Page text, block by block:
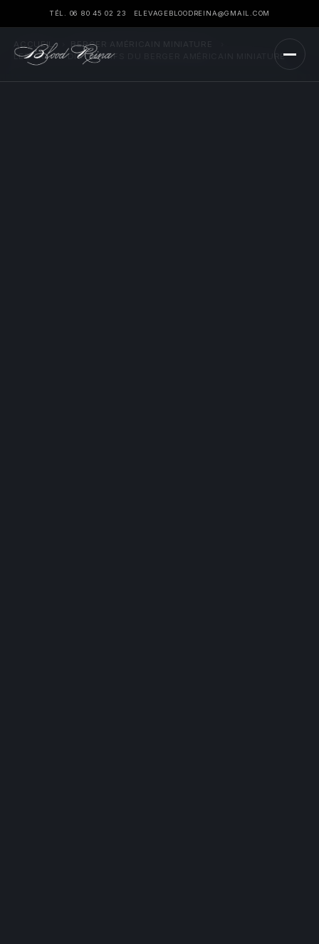
TÉL. 06 80 45 02 23 ELEVAGEBLOODREINA@GMAIL.COM
ACCUEIL BERGER AMÉRICAIN MINIATURE
LES TRAITS DISTINCTIFS DU BERGER AMÉRICAIN MINIATURE